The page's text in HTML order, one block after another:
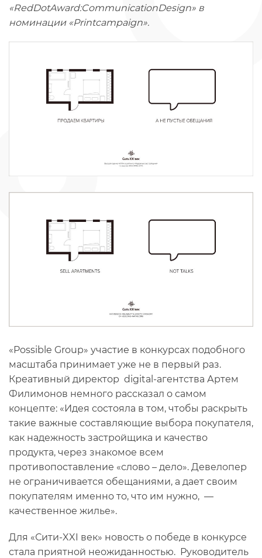
«RedDotAward:CommunicationDesign» в
номинации «Printcampaign».
«Possible Group» участие в конкурсах подобного
масштаба принимает уже не в первый раз.
Креативный директор digital-агентства Артем
Филимонов немного рассказал о самом
концепте: «Идея состояла в том, чтобы раскрыть
такие важные составляющие выбора покупателя,
как надежность застройщика и качество
продукта, через знакомое всем
противопоставление «слово – дело». Девелопер
не ограничивается обещаниями, а дает своим
покупателям именно то, что им нужно, —
качественное жилье».
Для «Сити-XXI век» новость о победе в конкурсе
стала приятной неожиданностью. Руководитель